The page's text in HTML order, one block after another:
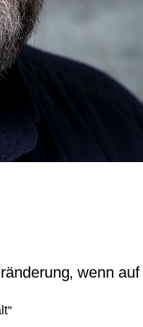
wenn